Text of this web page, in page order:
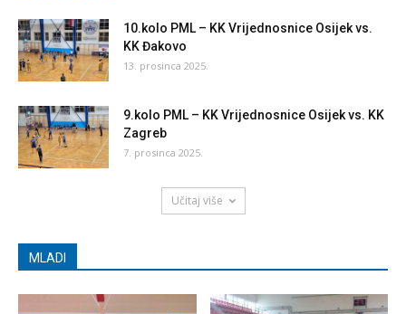
10.kolo PML – KK Vrijednosnice Osijek vs.
KK Đakovo
13. prosinca 2025.
9.kolo PML – KK Vrijednosnice Osijek vs. KK
Zagreb
7. prosinca 2025.
Učitaj više
MLADI